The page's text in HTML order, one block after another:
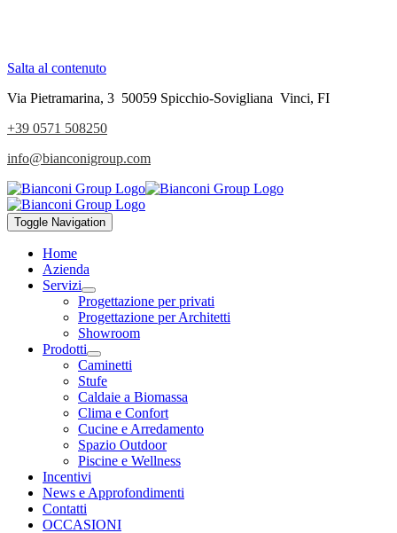
Salta al contenuto
Via Pietramarina, 3 50059 Spicchio-Sovigliana Vinci, FI
+39 0571 508250
info@bianconigroup.com
Toggle Navigation
Home
Azienda
Servizi
Progettazione per privati
Progettazione per Architetti
Showroom
Prodotti
Caminetti
Stufe
Caldaie a Biomassa
Clima e Confort
Cucine e Arredamento
Spazio Outdoor
Piscine e Wellness
Incentivi
News e Approfondimenti
Contatti
OCCASIONI